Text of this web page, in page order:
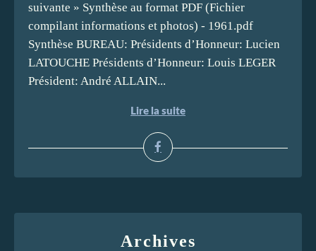
suivante » Synthèse au format PDF (Fichier
compilant informations et photos) - 1961.pdf
Synthèse BUREAU: Présidents d’Honneur: Lucien
LATOUCHE Présidents d’Honneur: Louis LEGER
Président: André ALLAIN...
Lire la suite
Archives